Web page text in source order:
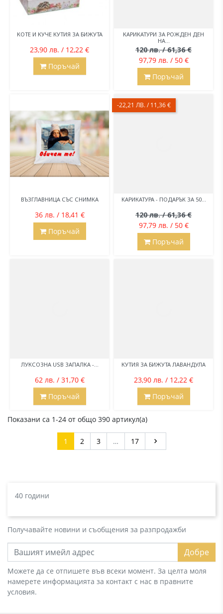
КОТЕ И КУЧЕ КУТИЯ ЗА БИЖУТА
23,90 лв. / 12,22 €
Поръчай
КАРИКАТУРИ ЗА РОЖДЕН ДЕН
НА...
120 лв. / 61,36 €
97,79 лв. / 50 €
Поръчай
ВЪЗГЛАВНИЦА СЪС СНИМКА
36 лв. / 18,41 €
Поръчай
KАРИКАТУРА - ПОДАРЪК ЗА 50...
120 лв. / 61,36 €
97,79 лв. / 50 €
-22,21 ЛВ. / 11,36 €
Поръчай
ЛУКСОЗНА USB ЗАПАЛКА -...
62 лв. / 31,70 €
Поръчай
КУТИЯ ЗА БИЖУТА ЛАВАНДУЛА
23,90 лв. / 12,22 €
Поръчай
Показани са 1-24 от общо 390 артикул(а)
1 2 3 … 17 Напред

40 години
Получавайте новини и съобщения за разпродажби
Добре
Можете да се отпишете във всеки момент. За целта моля
намерете информацията за контакт с нас в правните
условия.